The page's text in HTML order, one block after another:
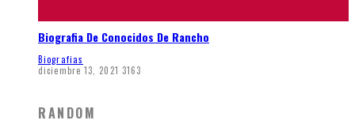
Biografia De Conocidos De Rancho
Biografias
diciembre 13, 2021 3163
RANDOM